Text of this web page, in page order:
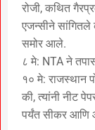
रोजी, कथित
एजन्सीने
समोर आले.
८ मे: NTA ने
१० मे: राजस्थान
की, त्यांनी नीट
पर्यंत सीकर आणि